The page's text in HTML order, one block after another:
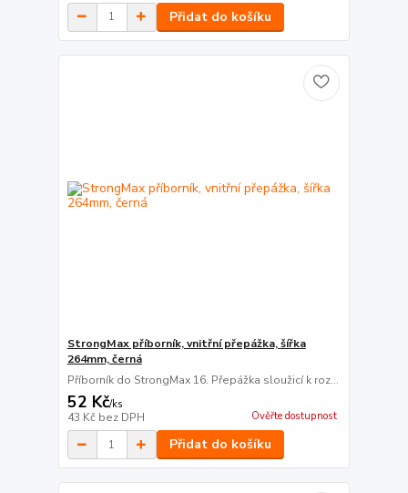
Přidat do košíku
StrongMax příborník, vnitřní přepážka, šířka
264mm, černá
Příborník do StrongMax 16. Přepážka sloužicí k roz...
52 Kč/ks
43 Kč bez DPH Ověřte dostupnost
Přidat do košíku